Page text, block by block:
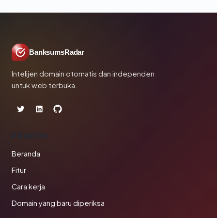
BanksumsRadar
Intelijen domain otomatis dan independen
untuk web terbuka.
PRODUK
Beranda
Fitur
Cara kerja
Domain yang baru diperiksa